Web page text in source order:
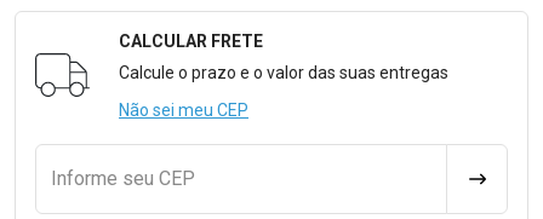
Formulário para Calcular o Frete
CALCULAR FRETE
Calcule o prazo e o valor das suas entregas
Não sei meu CEP
Informe seu CEP